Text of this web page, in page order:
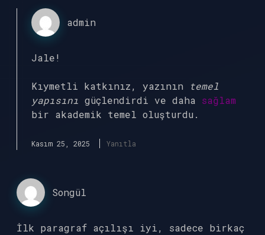
admin
Jale!
Kıymetli katkınız, yazının
temel
yapısını güçlendirdi ve daha sağlam
bir akademik temel oluşturdu.
Kasım 25, 2025 Yanıtla
Songül
İlk paragraf açılışı iyi, sadece birkaç